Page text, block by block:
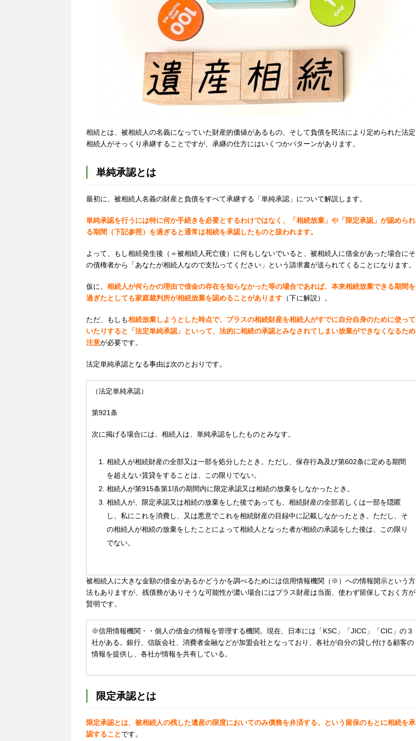
相続とは、被相続人の名義になっていた財産的価値があるもの、そして負債を民法により定められた法定
相続人がそっくり承継することですが、承継の仕方にはいくつかパターンがあります。
単純承認とは
最初に、被相続人名義の財産と負債をすべて承継する「単純承認」について解説します。
単純承認を行うには特に何か手続きを必要とするわけではなく、「相続放棄」や「限定承認」が認められ
る期間（下記参照）を過ぎると通常は相続を承認したものと扱われます。
よって、もし相続発生後（＝被相続人死亡後）に何もしないでいると、被相続人に借金があった場合にそ
の債権者から「あなたが相続人なので支払ってください」という請求書が送られてくることになります。
仮に、 相続人が何らかの理由で借金の存在を知らなかった等の場合であれば、本来相続放棄できる期間を
過ぎたとしても家庭裁判所が相続放棄を認めることがあります （下に解説）。
ただ、もしも相続放棄しようとした時点で、 プラスの相続財産を相続人がすでに自分自身のために使って
いたりすると「法定単純承認」といって、法的に相続の承認とみなされてしまい放棄ができなくなるため
注意が必要です。
法定単純承認となる事由は次のとおりです。
（法定単純承認）
第921条
次に掲げる場合には、相続人は、単純承認をしたものとみなす。
相続人が相続財産の全部又は一部を処分したとき。ただし、保存行為及び第602条に定める期間
を超えない賃貸をすることは、この限りでない。
相続人が第915条第1項の期間内に限定承認又は相続の放棄をしなかったとき。
相続人が、限定承認又は相続の放棄をした後であっても、相続財産の全部若しくは一部を隠匿
し、私にこれを消費し、又は悪意でこれを相続財産の目録中に記載しなかったとき。ただし、そ
の相続人が相続の放棄をしたことによって相続人となった者が相続の承認をした後は、この限り
でない。
被相続人に大きな金額の借金があるかどうかを調べるためには信用情報機関（※）への情報開示という方
法もありますが、残債務がありそうな可能性が濃い場合にはプラス財産は当面、使わず留保しておく方が
賢明です。
※信用情報機関・・ 個人の借金の情報を管理する機関。現在、日本には「KSC」「JICC」「CIC」の３
社がある。銀行、信販会社、消費者金融などが加盟会社となっており、各社が自分の貸し付ける顧客の
情報を提供し、各社が情報を共有している。
限定承認とは
限定承認とは、被相続人の残した遺産の限度においてのみ債務を弁済する、という留保のもとに相続を承
認することです。